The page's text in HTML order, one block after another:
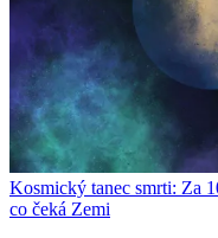
Kosmický tanec smrti: Za
co čeká Zemi